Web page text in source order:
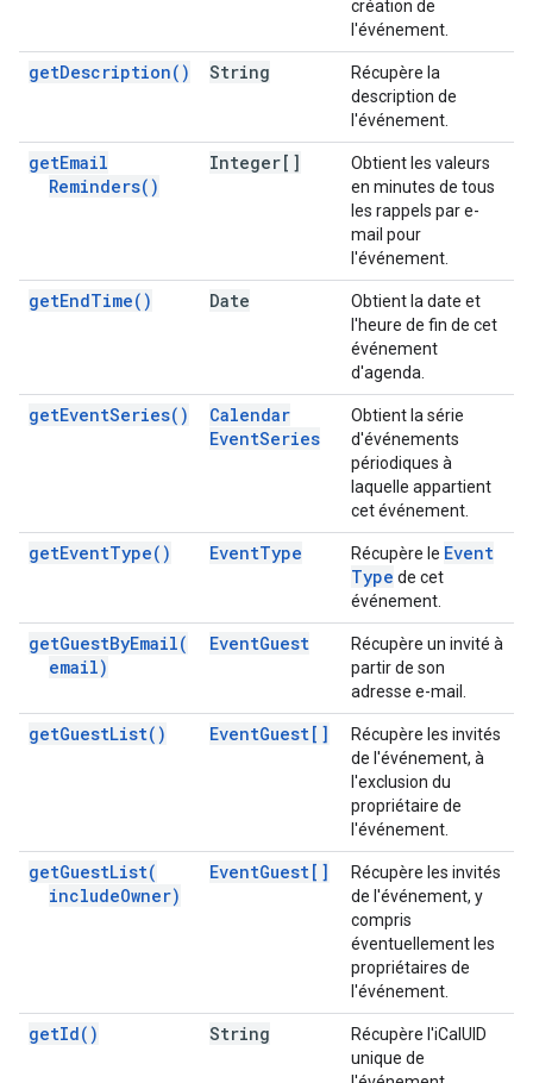
création de
l'événement.
getDescription( ) String
Récupère la
description de
l'événement.
getEmail
Reminders( )
Integer[]
Obtient les valeurs
en minutes de tous
les rappels par e-
mail pour
l'événement.
getEndTime( ) Date
Obtient la date et
l'heure de fin de cet
événement
d'agenda.
getEventSeries( )
Calendar
EventSeries
Obtient la série
d'événements
périodiques à
laquelle appartient
cet événement.
getEventType( ) EventType Récupère le Event
Type de cet
événement.
getGuestByEmail(
email)
EventGuest
Récupère un invité à
partir de son
adresse e-mail.
getGuestList( ) EventGuest[]
Récupère les invités
de l'événement, à
l'exclusion du
propriétaire de
l'événement.
getGuestList(
includeOwner)
EventGuest[]
Récupère les invités
de l'événement, y
compris
éventuellement les
propriétaires de
l'événement.
getId( ) String
Récupère l'iCalUID
unique de